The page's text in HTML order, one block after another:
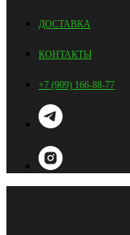
ДОСТАВКА
КОНТАКТЫ
+7 (909) 166-88-77